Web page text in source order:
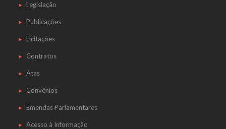
Legislação
Publicações
Licitações
Contratos
Atas
Convênios
Emendas Parlamentares
Acesso à Informação